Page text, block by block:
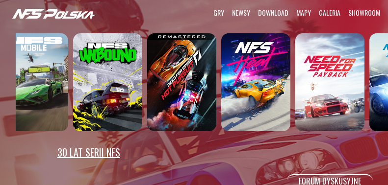
GRY NEWSY DOWNLOAD MAPY GALERIA SHOWROOM
30 LAT SERII NFS
FORUM DYSKUSYJNE